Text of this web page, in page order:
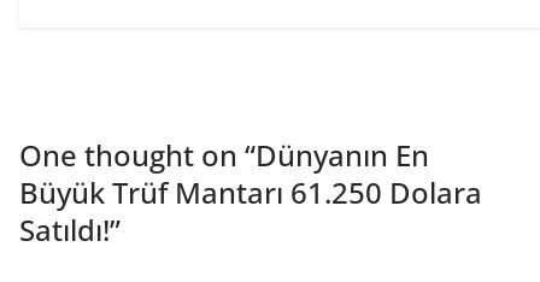
One thought on “Dünyanın En
Büyük Trüf Mantarı 61.250 Dolara
Satıldı!”